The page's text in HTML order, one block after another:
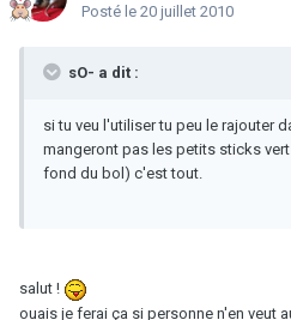
Posté le 20 juillet 2010
sO- a dit :
si tu veu l'utiliser tu peu le rajouter
mangeront pas les petits sticks
fond du bol) c'est tout.
salut !
ouais je ferai ça si personne n'en veut